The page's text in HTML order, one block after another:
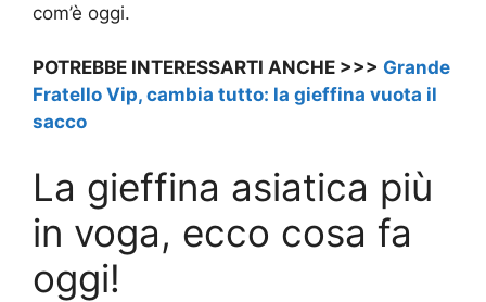
com’è oggi.
POTREBBE INTERESSARTI ANCHE >>> Grande
Fratello Vip, cambia tutto: la gieffina vuota il
sacco
La gieffina asiatica più
in voga, ecco cosa fa
oggi!